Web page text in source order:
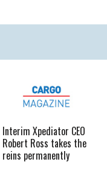
Interim Xpediator CEO
Robert Ross takes the
reins permanently